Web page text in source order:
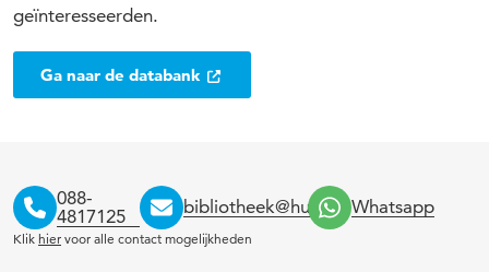
geïnteresseerden.
Ga naar de databank
088-
4817125
bibliotheek@hu.nl Whatsapp
Klik hier voor alle contact mogelijkheden